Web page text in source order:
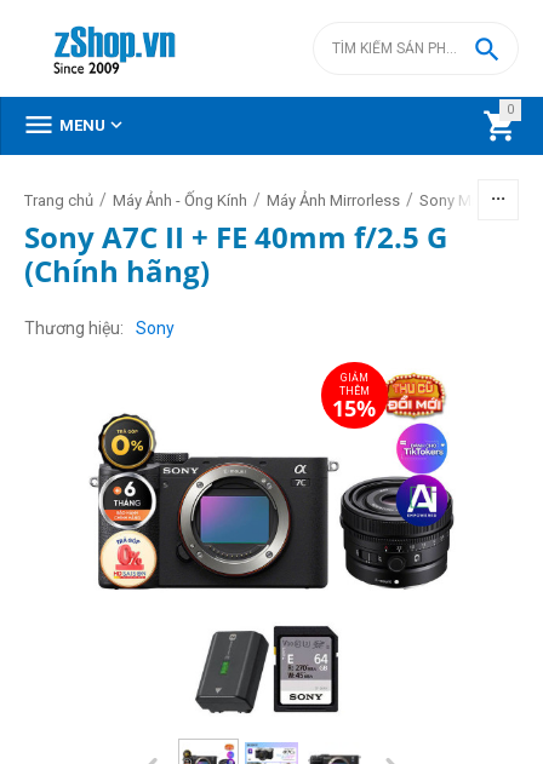
0


 MENU 
Trang chủ / Máy Ảnh - Ống Kính / Máy Ảnh Mirrorless / Sony Mirrorless
Sony A7C II + FE 40mm f/2.5 G
(Chính hãng)
Thương hiệu Sony